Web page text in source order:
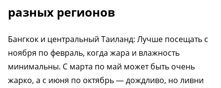
разных регионов
Бангкок и центральный Таиланд: Лучше посещать с
ноября по февраль, когда жара и влажность
минимальны. С марта по май может быть очень
жарко, а с июня по октябрь — дождливо, но ливни